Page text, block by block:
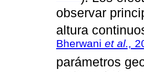
observar
altura
Bherwani et al.,
parámetros